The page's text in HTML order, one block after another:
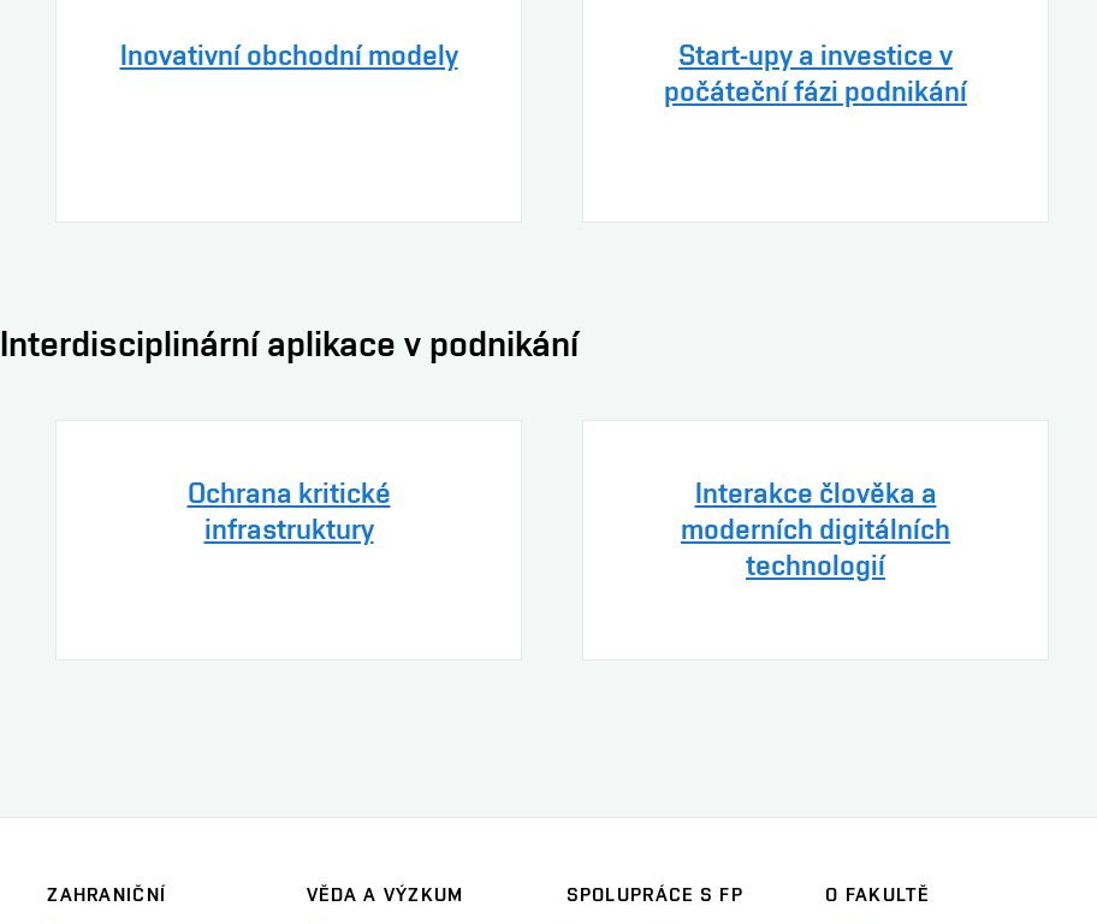
Inovativní obchodní modely
Start-upy a investice v
počáteční fázi podnikání
Interdisciplinární aplikace v podnikání
Ochrana kritické
infrastruktury
Interakce člověka a
moderních digitálních
technologií
ZAHRANIČNÍ
VĚDA A VÝZKUM
SPOLUPRÁCE S FP
O FAKULTĚ